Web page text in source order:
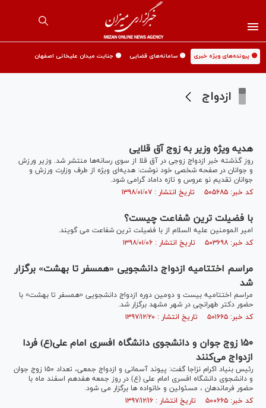
🟡 پرونده‌های ویژه خبری 🟡 سامانه‌های قضایی 🟡 جنایت میدان علیخانی اصفهان
ازدواج
هدیه ویژه وزیر به زوج آق قلایی
روز گذشته خبر ازدواج زوجی در آق قلا از سوی رسانه‌ها منتشر شد. وزیر ورزش
و جوانان در صفحه شخصی خود نوشت: هدیه‌ای ویژه از طرف وزارت ورزش و
جوانان تقدیم نو عروس و تازه داماد گرامی شود.
کد خبر: ۵۰۵۶۸۵ تاریخ انتشار : ۱۳۹۸/۰۱/۰۷
با فضیلت ترین شفاعت چیست؟
امیر المومنین علیه السلام از با فضیلت ترین شفاعت می گویند.
کد خبر: ۵۰۳۶۹۸ تاریخ انتشار : ۱۳۹۸/۰۱/۰۶
مراسم اختتامیه ازدواج دانشجویی «همسفر تا بهشت» برگزار
شد
مراسم اختتامیه بیست و دومین دوره ازدواج دانشجویی «همسفر تا بهشت» با
حضور دکتر طهرانچی در شهر مشهد برگزار شد.
کد خبر: ۵۰۱۶۶۵ تاریخ انتشار : ۱۳۹۷/۱۲/۲۰
۱۵۰ زوج جوان و دانشجوی دانشگاه افسری امام علی(ع) فردا
ازدواج می‌کنند
رئیس بنیاد اکرام نزاجا گفت: پیوند آسمانی و ازدواج جمعی، تعداد ۱۵۰ زوج جوان
و دانشجوی دانشگاه افسری امام علی (ع) در روز جمعه هفدهم اسفند ماه با
حضور فرماندهان ، مسئولین و خانواده ها برگزار می شود.
کد خبر: ۵۰۰۶۶۵ تاریخ انتشار : ۱۳۹۷/۱۲/۱۶